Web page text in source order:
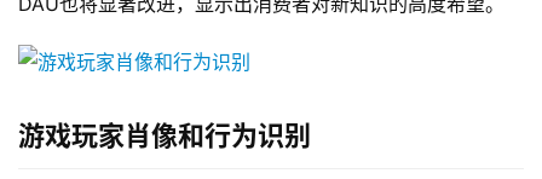
游戏玩家肖像和行为识别